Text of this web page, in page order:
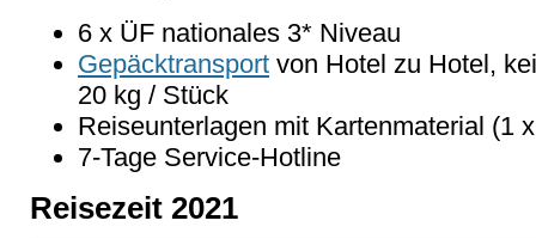
6 x ÜF nationales 3* Niveau
Gepäcktransport von Hotel zu Hotel,
20 kg / Stück
Reiseunterlagen mit Kartenmaterial (1
7-Tage Service-Hotline
Reisezeit 2021